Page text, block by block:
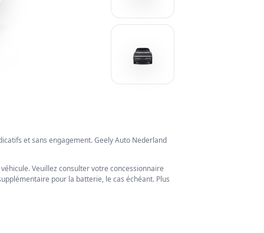
et sans engagement. Geely Auto Nederland
Veuillez consulter votre concessionnaire
pour la batterie, le cas échéant. Plus